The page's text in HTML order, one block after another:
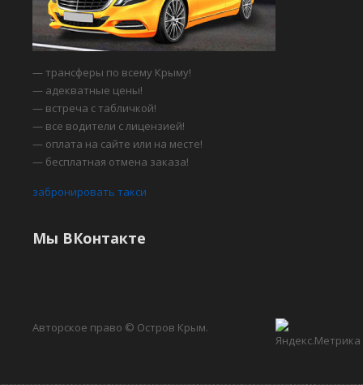
— трансферы по всему Крыму!
— адекватные цены!
— встреча с табличкой!
— все водители с лицензией!
— оплата на сайте или на месте!
— бесплатная отмена заказа!
забронировать такси
Мы ВКонтакте
Авторское право © Остров Крым.